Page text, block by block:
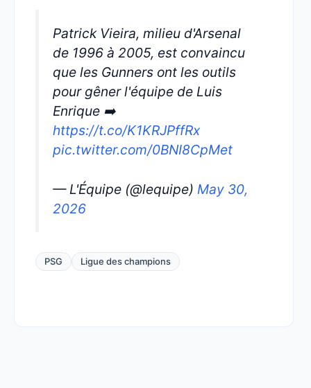
Patrick Vieira, milieu d'Arsenal
de 1996 à 2005, est convaincu
que les Gunners ont les outils
pour gêner l'équipe de Luis
Enrique ➡️
https://t.co/K1KRJPffRx
pic.twitter.com/0BNI8CpMet
— L'Équipe (@lequipe) May 30,
2026
PSG Ligue des champions